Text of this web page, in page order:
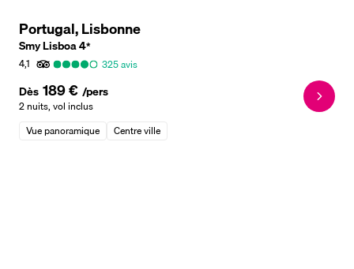
Portugal, Lisbonne
Smy Lisboa4*
4,1
325avis
Dès 189 € /pers
2 nuits, vol inclus
Vue panoramique
Centre ville